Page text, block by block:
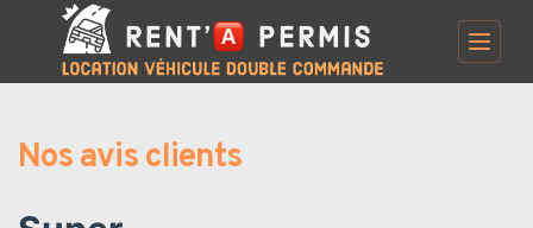
e
Nos avis clients